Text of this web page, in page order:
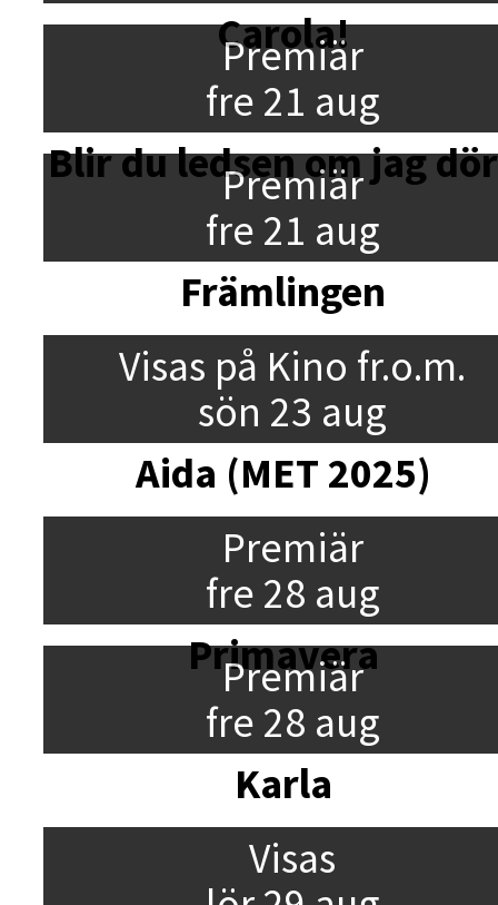
Carola!
Premiär
fre 21 aug
Blir du ledsen om jag
Premiär
fre 21 aug
Främlingen
Visas på Kino fr.o.m.
sön 23 aug
Aida (MET 2025)
Premiär
fre 28 aug
Primavera
Premiär
fre 28 aug
Karla
Visas